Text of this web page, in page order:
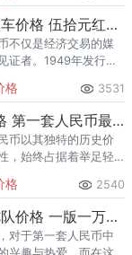
1949年50元红火车价格 伍拾元红火车市场地位与收藏价值
不仅是经济交易的媒
证者。1949年发行的
承载着深厚的历史意
和
格 3531
第一套人民币价格 第一套人民币最新成交记录
币以其独特的历史价
，始终占据着举足轻
了新中国初期的经济
纸币都承载
格 2540
1951年1万元骆驼队价格 一版一万元骆驼队最新报价
对于第一套人民币中